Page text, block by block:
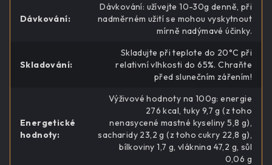
Dávkování:
Dávkování: užívejte 10-30g denně, při
nadměrném užití se mohou vyskytnout
mírně nadýmavé účinky.
Skladování:
Skladujte při teplote do 20°C při
relativní vlhkosti do 65%. Chraňte
před slunečním zářením!
Energetické
hodnoty:
Výživové hodnoty na 100g: energie
276 kcal, tuky 9,7 g (z toho
nenasycené mastné kyseliny 5,8 g),
sacharidy 23,2 g (z toho cukry 22,8 g),
bílkoviny 1,7 g, vláknina 47,2 g, sůl
0,06 g